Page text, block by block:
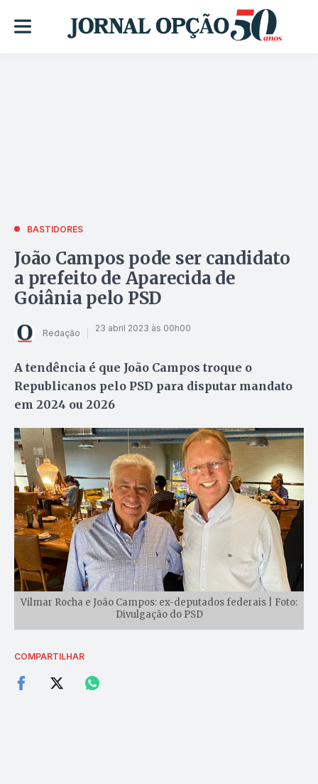
BASTIDORES
João Campos pode ser candidato
a prefeito de Aparecida de
Goiânia pelo PSD
Redação 23 abril 2023 às 00h00
A tendência é que João Campos troque o
Republicanos pelo PSD para disputar mandato
em 2024 ou 2026
Vilmar Rocha e João Campos: ex-deputados federais | Foto:
Divulgação do PSD
COMPARTILHAR